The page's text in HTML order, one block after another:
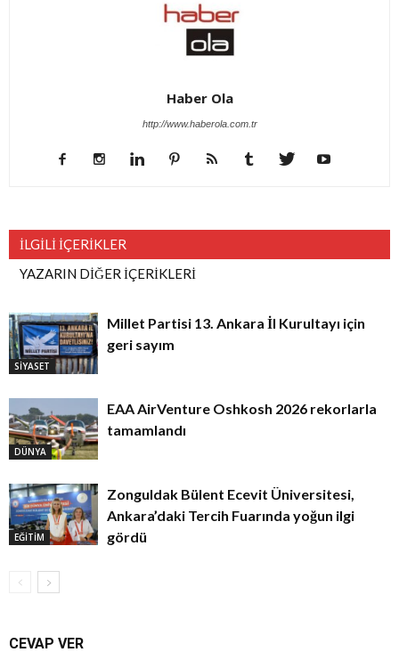
Haber Ola
http://www.haberola.com.tr
İLGİLİ İÇERİKLER
YAZARIN DİĞER İÇERİKLERİ
SİYASET
Millet Partisi 13. Ankara İl Kurultayı için
geri sayım
DÜNYA
EAA AirVenture Oshkosh 2026 rekorlarla
tamamlandı
EĞİTİM
Zonguldak Bülent Ecevit Üniversitesi,
Ankara’daki Tercih Fuarında yoğun ilgi
gördü
CEVAP VER